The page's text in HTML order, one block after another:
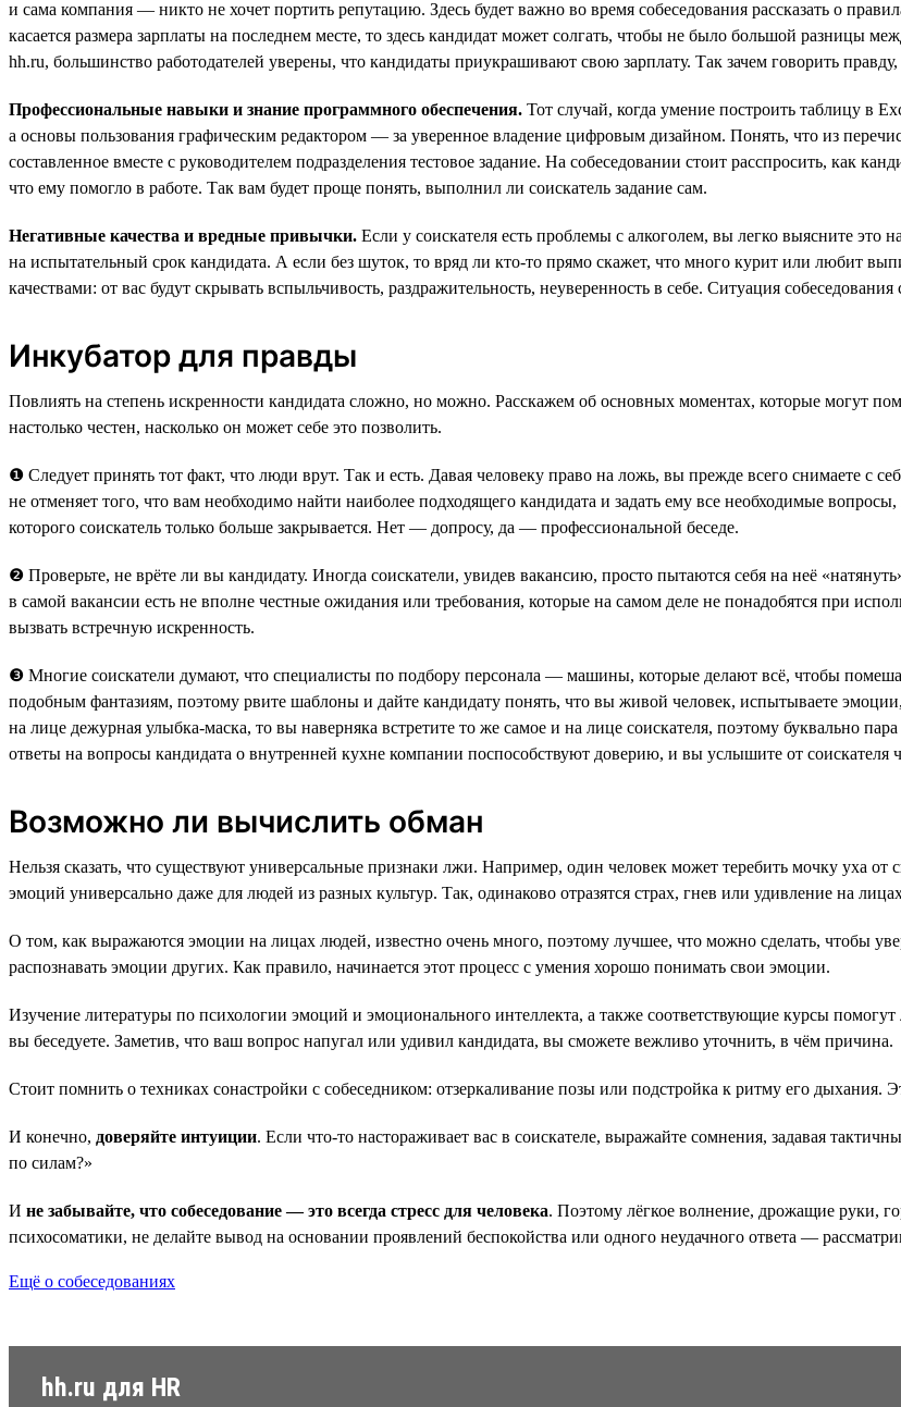
и сама компания — никто не хочет портить репутацию. Здесь будет важно во время собеседования рассказать о
касается размера зарплаты на последнем месте, то здесь кандидат может солгать, чтобы не было большой разницы
hh.ru, большинство работодателей уверены, что кандидаты приукрашивают свою зарплату. Так зачем говорить
Профессиональные навыки и знание программного обеспечения. Тот случай, когда умение построить таблицу в
а основы пользования графическим редактором — за уверенное владение цифровым дизайном. Понять, что из
составленное вместе с руководителем подразделения тестовое задание. На собеседовании стоит расспросить, как
что ему помогло в работе. Так вам будет проще понять, выполнил ли соискатель задание сам.
Негативные качества и вредные привычки. Если у соискателя есть проблемы с алкоголем, вы легко выясните это
на испытательный срок кандидата. А если без шуток, то вряд ли кто-то прямо скажет, что много курит или любит
качествами: от вас будут скрывать вспыльчивость, раздражительность, неуверенность в себе. Ситуация
Инкубатор для правды
Повлиять на степень искренности кандидата сложно, но можно. Расскажем об основных моментах, которые могут
настолько честен, насколько он может себе это позволить.
❶ Следует принять тот факт, что люди врут. Так и есть. Давая человеку право на ложь, вы прежде всего снимаете с
не отменяет того, что вам необходимо найти наиболее подходящего кандидата и задать ему все необходимые
которого соискатель только больше закрывается. Нет — допросу, да — профессиональной беседе.
❷ Проверьте, не врёте ли вы кандидату. Иногда соискатели, увидев вакансию, просто пытаются себя на неё
в самой вакансии есть не вполне честные ожидания или требования, которые на самом деле не понадобятся при
вызвать встречную искренность.
❸ Многие соискатели думают, что специалисты по подбору персонала — машины, которые делают всё, чтобы
подобным фантазиям, поэтому рвите шаблоны и дайте кандидату понять, что вы живой человек, испытываете
на лице дежурная улыбка-маска, то вы наверняка встретите то же самое и на лице соискателя, поэтому буквально
ответы на вопросы кандидата о внутренней кухне компании поспособствуют доверию, и вы услышите от соискателя
Возможно ли вычислить обман
Нельзя сказать, что существуют универсальные признаки лжи. Например, один человек может теребить мочку уха
эмоций универсально даже для людей из разных культур. Так, одинаково отразятся страх, гнев или удивление на
О том, как выражаются эмоции на лицах людей, известно очень много, поэтому лучшее, что можно сделать, чтобы
распознавать эмоции других. Как правило, начинается этот процесс с умения хорошо понимать свои эмоции.
Изучение литературы по психологии эмоций и эмоционального интеллекта, а также соответствующие курсы
вы беседуете. Заметив, что ваш вопрос напугал или удивил кандидата, вы сможете вежливо уточнить, в чём причина.
Стоит помнить о техниках сонастройки с собеседником: отзеркаливание позы или подстройка к ритму его дыхания.
И конечно, доверяйте интуиции. Если что-то настораживает вас в соискателе, выражайте сомнения, задавая
по силам?»
И не забывайте, что собеседование — это всегда стресс для человека. Поэтому лёгкое волнение, дрожащие руки,
психосоматики, не делайте вывод на основании проявлений беспокойства или одного неудачного ответа —
Ещё о собеседованиях
hh.ru для HR